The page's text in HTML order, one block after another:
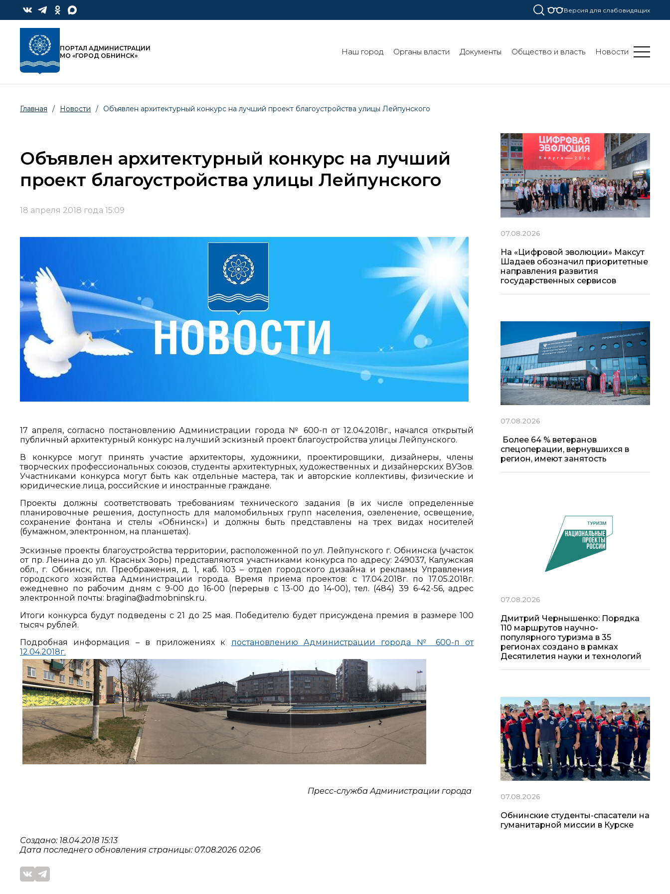
Версия для слабовидящих
ПОРТАЛ АДМИНИСТРАЦИИ
МО «ГОРОД ОБНИНСК»
Наш город Органы власти Документы Общество и власть Новости
Главная / Новости / Объявлен архитектурный конкурс на лучший проект благоустройства улицы Лейпунского
Объявлен архитектурный конкурс на лучший
проект благоустройства улицы Лейпунского
18 апреля 2018 года 15:09
17 апреля, согласно постановлению Администрации города № 600-п от 12.04.2018г., начался открытый
публичный архитектурный конкурс на лучший эскизный проект благоустройства улицы Лейпунского.
В конкурсе могут принять участие архитекторы, художники, проектировщики, дизайнеры, члены
творческих профессиональных союзов, студенты архитектурных, художественных и дизайнерских ВУЗов.
Участниками конкурса могут быть как отдельные мастера, так и авторские коллективы, физические и
юридические лица, российские и иностранные граждане.
Проекты должны соответствовать требованиям технического задания (в их числе определенные
планировочные решения, доступность для маломобильных групп населения, озеленение, освещение,
сохранение фонтана и стелы «Обнинск») и должны быть представлены на трех видах носителей
(бумажном, электронном, на планшетах).
Эскизные проекты благоустройства территории, расположенной по ул. Лейпунского г. Обнинска (участок
от пр. Ленина до ул. Красных Зорь) представляются участниками конкурса по адресу: 249037, Калужская
обл., г. Обнинск, пл. Преображения, д. 1, каб. 103 – отдел городского дизайна и рекламы Управления
городского хозяйства Администрации города. Время приема проектов: с 17.04.2018г. по 17.05.2018г.
ежедневно по рабочим дням с 9-00 до 16-00 (перерыв с 13-00 до 14-00), тел. (484) 39 6-42-56, адрес
электронной почты: bragina@admobninsk.ru.
Итоги конкурса будут подведены с 21 до 25 мая. Победителю будет присуждена премия в размере 100
тысяч рублей.
Подробная информация – в приложениях к постановлению Администрации города № 600-п от
12.04.2018г.
Пресс-служба Администрации города
Создано: 18.04.2018 15:13
Дата последнего обновления страницы: 07.08.2026 02:06
07.08.2026
На «Цифровой эволюции» Максут
Шадаев обозначил приоритетные
направления развития
государственных сервисов
07.08.2026
Более 64 % ветеранов
спецоперации, вернувшихся в
регион, имеют занятость
07.08.2026
Дмитрий Чернышенко: Порядка
110 маршрутов научно-
популярного туризма в 35
регионах создано в рамках
Десятилетия науки и технологий
07.08.2026
Обнинские студенты-спасатели на
гуманитарной миссии в Курске